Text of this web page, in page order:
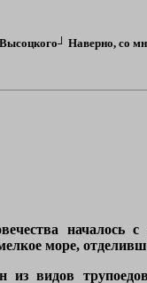
Наверно, со
началось
море,
из видов